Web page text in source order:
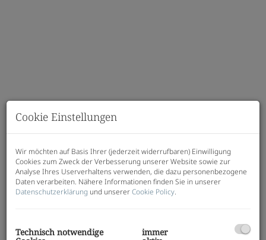
Beschreibung
Eigentumswohnungen mitten in Bad Aussee -
Zum Verkauf stehen insgesamt 7Wohnungen
Cookie Einstellungen
Wir möchten auf Basis Ihrer (jederzeit widerrufbaren) Einwilligung
Cookies zum Zweck der Verbesserung unserer Website sowie zur
Analyse Ihres Userverhaltens verwenden, die dazu personenbezogene
Daten verarbeiten. Nähere Informationen finden Sie in unserer
Datenschutzerklärung und unsererCookie Policy.
Technisch notwendige immer